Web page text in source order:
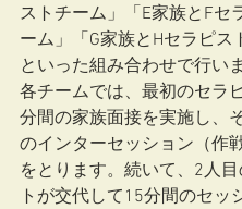
ストチーム」「E家族とFセ
ーム」「G家族とHセラピス
といった組み合わせで行いま
各チームでは、最初のセラ
分間の家族面接を実施し、
のインターセッション（作
をとります。続いて、2人
トが交代して15分間のセッ